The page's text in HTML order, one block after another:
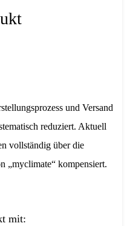
und Versand
reduziert. Aktuell
vollständig über die
„myclimate“ kompensiert.
mit: